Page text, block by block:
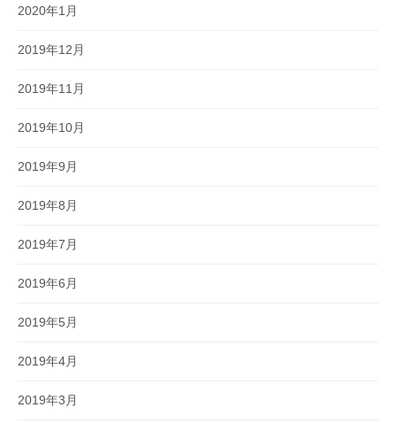
2020年1月
2019年12月
2019年11月
2019年10月
2019年9月
2019年8月
2019年7月
2019年6月
2019年5月
2019年4月
2019年3月